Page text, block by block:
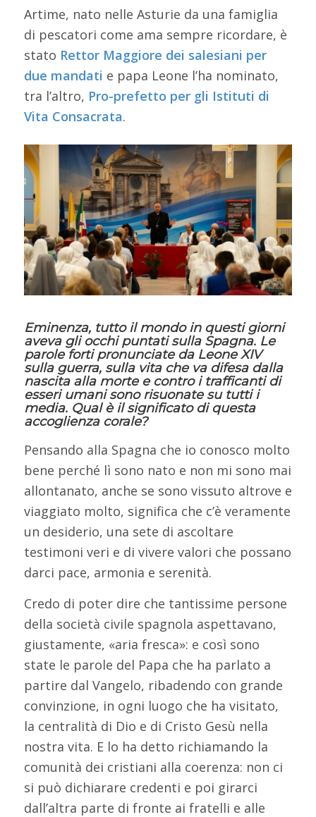
Artime, nato nelle Asturie da una famiglia
di pescatori come ama sempre ricordare, è
stato Rettor Maggiore dei salesiani per
due mandati e papa Leone l’ha nominato,
tra l’altro, Pro-prefetto per gli Istituti di
Vita Consacrata.
Eminenza, tutto il mondo in questi giorni
aveva gli occhi puntati sulla Spagna. Le
parole forti pronunciate da Leone XIV
sulla guerra, sulla vita che va difesa dalla
nascita alla morte e contro i trafficanti di
esseri umani sono risuonate su tutti i
media. Qual è il significato di questa
accoglienza corale?
Pensando alla Spagna che io conosco molto
bene perché lì sono nato e non mi sono mai
allontanato, anche se sono vissuto altrove e
viaggiato molto, significa che c’è veramente
un desiderio, una sete di ascoltare
testimoni veri e di vivere valori che possano
darci pace, armonia e serenità.
Credo di poter dire che tantissime persone
della società civile spagnola aspettavano,
giustamente, «aria fresca»: e così sono
state le parole del Papa che ha parlato a
partire dal Vangelo, ribadendo con grande
convinzione, in ogni luogo che ha visitato,
la centralità di Dio e di Cristo Gesù nella
nostra vita. E lo ha detto richiamando la
comunità dei cristiani alla coerenza: non ci
si può dichiarare credenti e poi girarci
dall’altra parte di fronte ai fratelli e alle